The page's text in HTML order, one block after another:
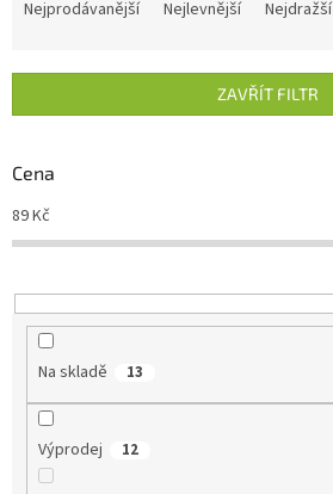
í
r
o
d
u
t
ů
Nejprodávanější Nejlevnější Nejdražší
ZAVŘÍT FILTR
Cena
89Kč
Na skladě 13
Výprodej 12